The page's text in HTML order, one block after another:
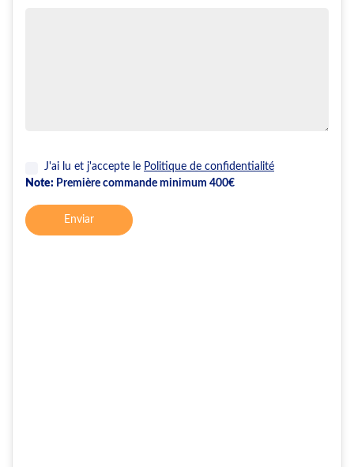
J'ai lu et j'accepte le Politique de confidentialité
Note: Première commande minimum 400€
Enviar